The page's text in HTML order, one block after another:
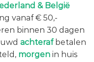
& België
vanaf € 50,-
binnen 30 dagen
achterafbetalen
morgenin huis